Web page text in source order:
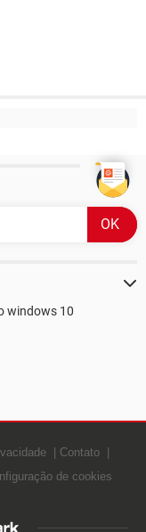
windows 10
Contato
de cookies